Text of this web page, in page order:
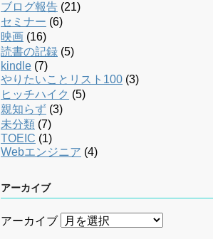
ブログ報告 (21)
セミナー (6)
映画 (16)
読書の記録 (5)
kindle (7)
やりたいことリスト100 (3)
ヒッチハイク (5)
親知らず (3)
未分類 (7)
TOEIC (1)
Webエンジニア (4)
アーカイブ
アーカイブ